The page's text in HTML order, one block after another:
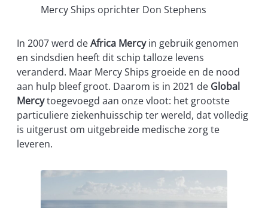
Mercy Ships oprichter Don Stephens
In 2007 werd deAfrica Mercyin gebruik genomen
en sindsdien heeft dit schip talloze levens
veranderd. Maar Mercy Ships groeide en de nood
aan hulp bleef groot. Daarom is in 2021 de Global
Mercytoegevoegd aan onze vloot: het grootste
particuliere ziekenhuisschip ter wereld, dat volledig
is uitgerust om uitgebreide medische zorg te
leveren.